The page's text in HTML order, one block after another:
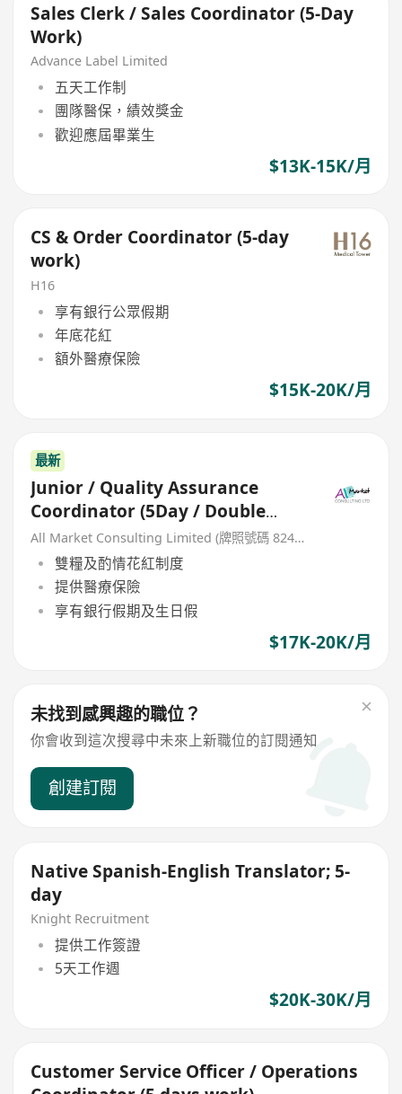
Sales Clerk / Sales Coordinator (5-Day
Work)
Advance Label Limited
五天工作制
團隊醫保，績效獎金
歡迎應屆畢業生
$13K-15K/月
CS & Order Coordinator (5-day
work)
H16
享有銀行公眾假期
年底花紅
額外醫療保險
$15K-20K/月
最新
Junior / Quality Assurance
Coordinator (5Day / Double
Pay)
All Market Consulting Limited (牌照號碼 82468 -26-27年)
雙糧及酌情花紅制度
提供醫療保險
享有銀行假期及生日假
$17K-20K/月
未找到感興趣的職位？
你會收到這次搜尋中未來上新職位的訂閱通知
創建訂閱
Native Spanish-English Translator; 5-
day
Knight Recruitment
提供工作簽證
5天工作週
$20K-30K/月
Customer Service Officer / Operations